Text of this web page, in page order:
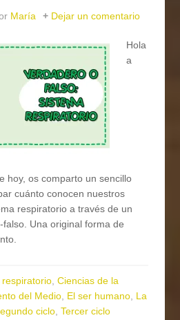
María Dejar un comentario
Hola
a
hoy, os comparto un sencillo
cuánto conocen nuestros
respiratorio a través de un
Una original forma de
,Ciencias de la
del Medio, El ser humano, La
ciclo,Tercer ciclo